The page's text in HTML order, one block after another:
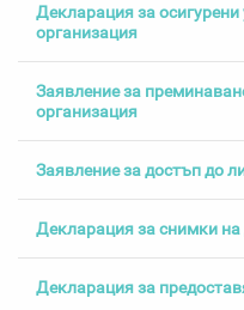
Декларация за
организация
Заявление за
организация
Заявление за достъп до
Декларация за снимки на
Декларация за